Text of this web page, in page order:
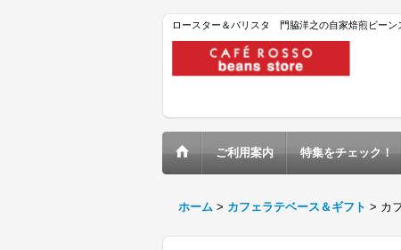
ロースター＆バリスタ 門脇洋之の自家焙煎ビーン
ご利用案内 特集をチェック！
ホーム > カフェラテベース＆ギフト > カ